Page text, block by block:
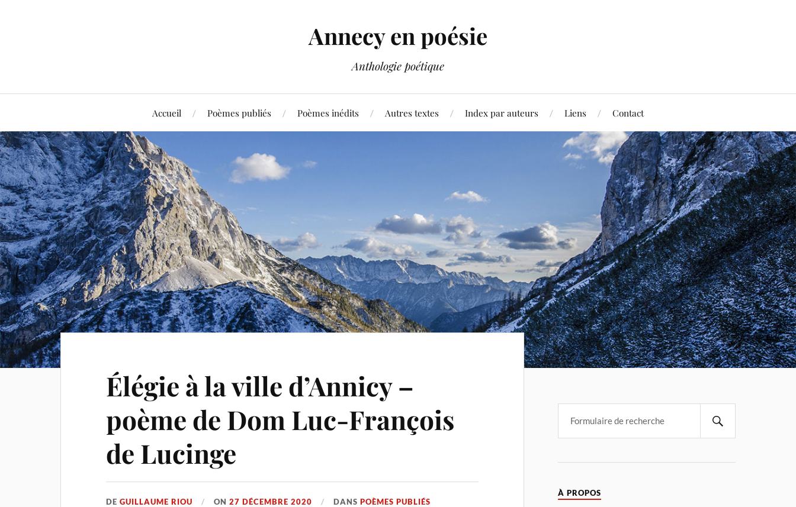
Annecy en poésie
Anthologie poétique
Accueil Poèmes publiés Poèmes inédits Autres textes Index par auteurs Liens Contact
Élégie à la ville d’Annicy –
poème de Dom Luc-François
de Lucinge
DEGUILLAUME RIOU ON27 DÉCEMBRE 2020 DANSPOÈMES PUBLIÉS
À PROPOS